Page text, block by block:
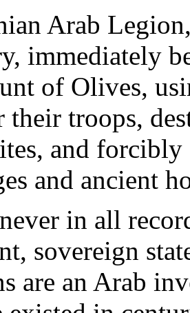
Arab Legion
, immediately
of Olives,
their troops,
and forcibly
and ancient
never in all
, sovereign
are an Arab